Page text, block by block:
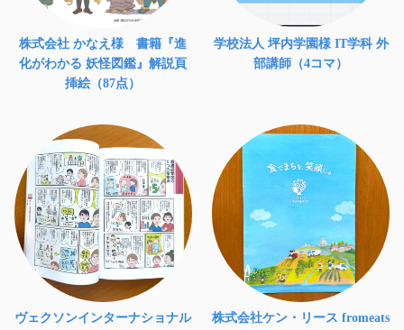
株式会社 かなえ様 書籍『進
化がわかる 妖怪図鑑』解説頁
挿絵（87点）
学校法人 坪内学園様 IT学科 外
部講師（4コマ）
ヴェクソンインターナショナル
株式会社ケン・リース fromeats